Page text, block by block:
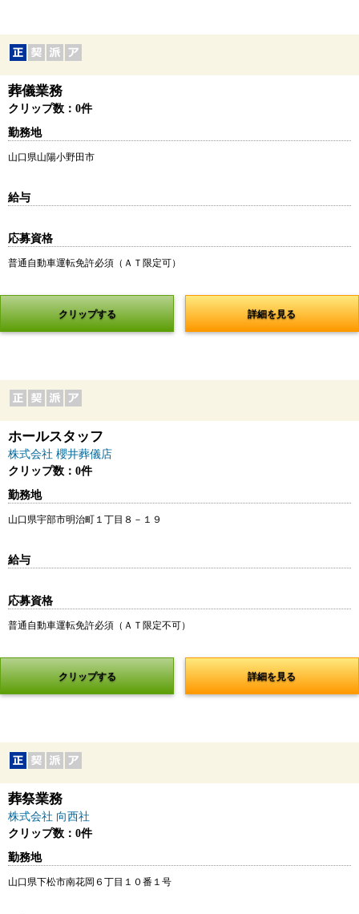
葬儀業務
クリップ数：0件
勤務地
山口県山陽小野田市
給与
応募資格
普通自動車運転免許必須（ＡＴ限定可）
クリップする 詳細を見る
ホールスタッフ
株式会社 櫻井葬儀店
クリップ数：0件
勤務地
山口県宇部市明治町１丁目８－１９
給与
応募資格
普通自動車運転免許必須（ＡＴ限定不可）
クリップする 詳細を見る
葬祭業務
株式会社 向西社
クリップ数：0件
勤務地
山口県下松市南花岡６丁目１０番１号